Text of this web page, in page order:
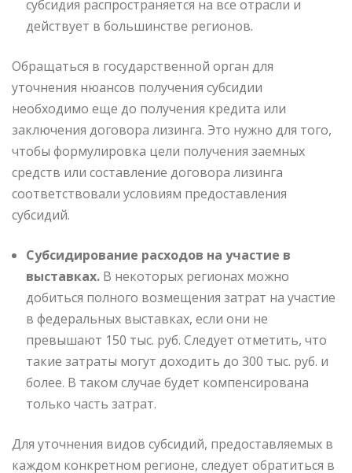
субсидия распространяется на все отрасли и
действует в большинстве регионов.
Обращаться в государственной орган для
уточнения нюансов получения субсидии
необходимо еще до получения кредита или
заключения договора лизинга. Это нужно для того,
чтобы формулировка цели получения заемных
средств или составление договора лизинга
соответствовали условиям предоставления
субсидий.
Субсидирование расходов на участие в
выставках. В некоторых регионах можно
добиться полного возмещения затрат на участие
в федеральных выставках, если они не
превышают 150 тыс. руб. Следует отметить, что
такие затраты могут доходить до 300 тыс. руб. и
более. В таком случае будет компенсирована
только часть затрат.
Для уточнения видов субсидий, предоставляемых в
каждом конкретном регионе, следует обратиться в